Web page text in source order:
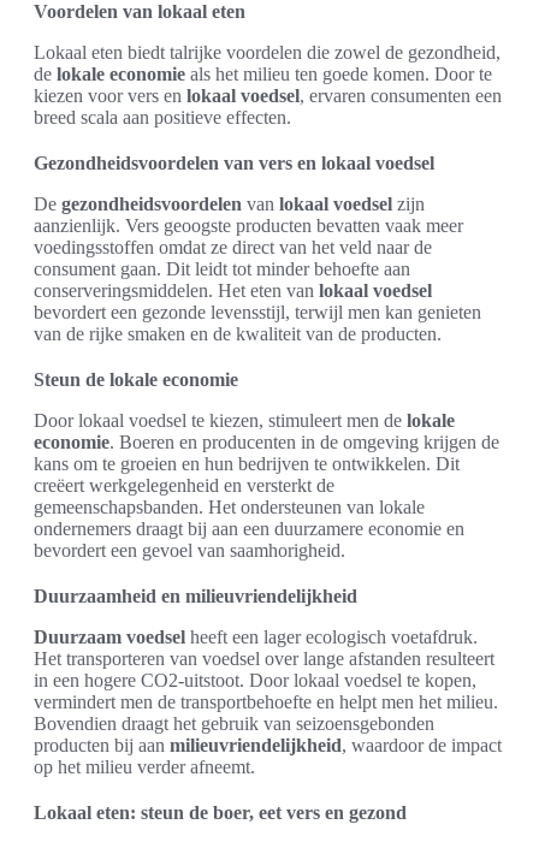
Voordelen van lokaal eten
Lokaal eten biedt talrijke voordelen die zowel de gezondheid,
de lokale economie als het milieu ten goede komen. Door te
kiezen voor vers en lokaal voedsel, ervaren consumenten een
breed scala aan positieve effecten.
Gezondheidsvoordelen van vers en lokaal voedsel
De gezondheidsvoordelen van lokaal voedsel zijn
aanzienlijk. Vers geoogste producten bevatten vaak meer
voedingsstoffen omdat ze direct van het veld naar de
consument gaan. Dit leidt tot minder behoefte aan
conserveringsmiddelen. Het eten van lokaal voedsel
bevordert een gezonde levensstijl, terwijl men kan genieten
van de rijke smaken en de kwaliteit van de producten.
Steun de lokale economie
Door lokaal voedsel te kiezen, stimuleert men de lokale
economie. Boeren en producenten in de omgeving krijgen de
kans om te groeien en hun bedrijven te ontwikkelen. Dit
creëert werkgelegenheid en versterkt de
gemeenschapsbanden. Het ondersteunen van lokale
ondernemers draagt bij aan een duurzamere economie en
bevordert een gevoel van saamhorigheid.
Duurzaamheid en milieuvriendelijkheid
Duurzaam voedsel heeft een lager ecologisch voetafdruk.
Het transporteren van voedsel over lange afstanden resulteert
in een hogere CO2-uitstoot. Door lokaal voedsel te kopen,
vermindert men de transportbehoefte en helpt men het milieu.
Bovendien draagt het gebruik van seizoensgebonden
producten bij aan milieuvriendelijkheid, waardoor de impact
op het milieu verder afneemt.
Lokaal eten: steun de boer, eet vers en gezond